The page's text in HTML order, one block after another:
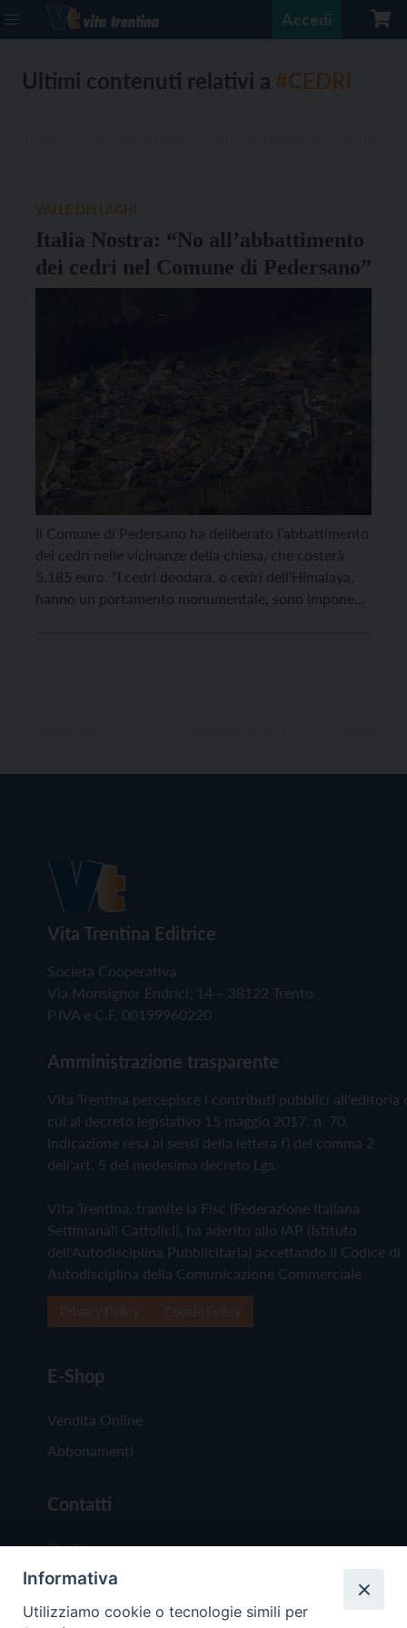
Accedi
Ultimi contenuti relativi a
Italia Nostra: “No all’abbattimento
dei cedri nel Comune di Pedersano”
Il Comune di Pedersano ha deliberato l’abbattimento
dei cedri nelle vicinanze della chiesa, che costerà
5.185 euro. “I cedri deodara, o cedri dell’Himalaya,
hanno un portamento monumentale, sono imponenti
Vita Trentina Editrice
Società Cooperativa
Via Monsignor Endrici, 14 – 38122 Trento
P.IVA e C.F. 00199960220
Amministrazione trasparente
Vita Trentina percepisce i contributi pubblici all'editoria
cui al decreto legislativo 15 maggio 2017, n. 70.
Indicazione resa ai sensi della lettera f) del comma 2
dell'art. 5 del medesimo decreto Lgs.
Vita Trentina, tramite la Fisc (Federazione Italiana
Settimanali Cattolici), ha aderito allo IAP (Istituto
dell'Autodisciplina Pubblicitaria) accettando il Codice di
Autodisciplina della Comunicazione Commerciale
E-Shop
Vendita Online
Abbonamenti
Contatti
Chi Siamo
Redazione
Scrivici
Informativa
Utilizziamo cookie o tecnologie simili per